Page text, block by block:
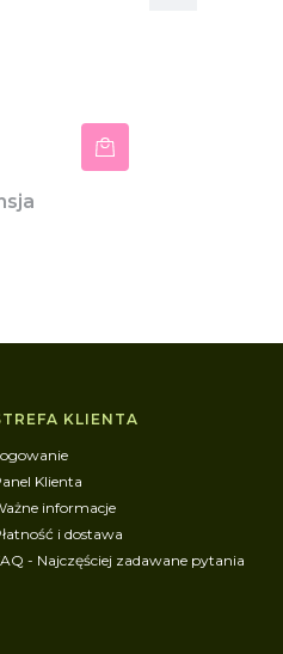
KLIENTA
Klienta
informacje
i dostawa
- Najczęściej zadawane pytania